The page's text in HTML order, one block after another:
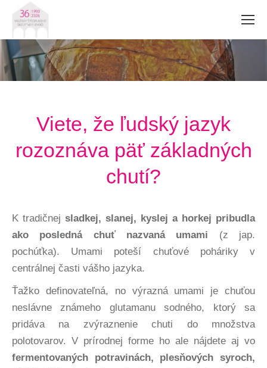
Viete, že ľudský jazyk
rozoznáva päť základných
chutí?
K tradičnej sladkej, slanej, kyslej a horkej pribudla
ako posledná chuť nazvaná umami (z jap.
pochúťka). Umami poteší chuťové poháriky v
centrálnej časti vášho jazyka.
Ťažko definovateľná, no výrazná umami je chuťou
neslávne známeho glutamanu sodného, ktorý sa
pridáva na zvýraznenie chuti do množstva
polotovarov. V prírodnej forme ho ale nájdete aj vo
fermentovaných potravinách, plesňových syroch,